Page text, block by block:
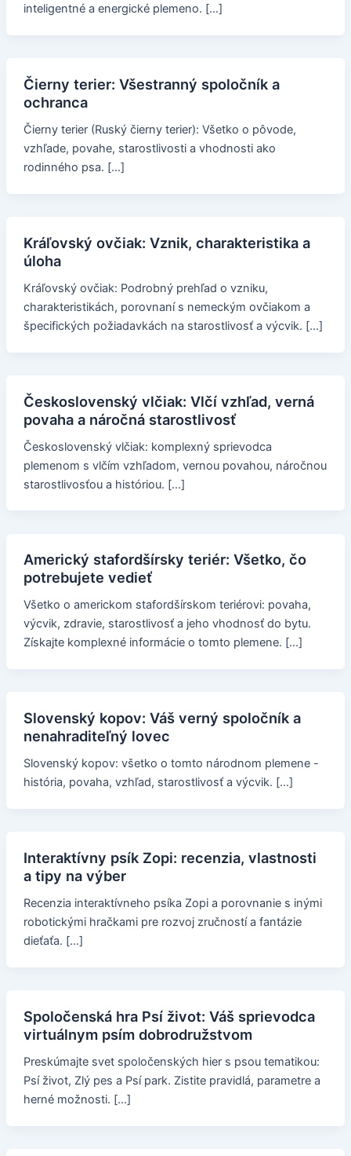
inteligentné a energické plemeno. […]
Čierny terier: Všestranný spoločník a
ochranca
Čierny terier (Ruský čierny terier): Všetko o pôvode,
vzhľade, povahe, starostlivosti a vhodnosti ako
rodinného psa. […]
Kráľovský ovčiak: Vznik, charakteristika a
úloha
Kráľovský ovčiak: Podrobný prehľad o vzniku,
charakteristikách, porovnaní s nemeckým ovčiakom a
špecifických požiadavkách na starostlivosť a výcvik. […]
Československý vlčiak: Vlčí vzhľad, verná
povaha a náročná starostlivosť
Československý vlčiak: komplexný sprievodca
plemenom s vlčím vzhľadom, vernou povahou, náročnou
starostlivosťou a históriou. […]
Americký stafordšírsky teriér: Všetko, čo
potrebujete vedieť
Všetko o americkom stafordšírskom teriérovi: povaha,
výcvik, zdravie, starostlivosť a jeho vhodnosť do bytu.
Získajte komplexné informácie o tomto plemene. […]
Slovenský kopov: Váš verný spoločník a
nenahraditeľný lovec
Slovenský kopov: všetko o tomto národnom plemene -
história, povaha, vzhľad, starostlivosť a výcvik. […]
Interaktívny psík Zopi: recenzia, vlastnosti
a tipy na výber
Recenzia interaktívneho psíka Zopi a porovnanie s inými
robotickými hračkami pre rozvoj zručností a fantázie
dieťaťa. […]
Spoločenská hra Psí život: Váš sprievodca
virtuálnym psím dobrodružstvom
Preskúmajte svet spoločenských hier s psou tematikou:
Psí život, Zlý pes a Psí park. Zistite pravidlá, parametre a
herné možnosti. […]